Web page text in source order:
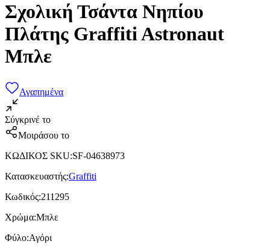
Σχολική Τσάντα Νηπίου
Πλάτης Graffiti Astronaut
Μπλε
Αγαπημένα
Σύγκρινέ το
Μοιράσου το
ΚΩΔΙΚΟΣ SKU:SF-04638973
Κατασκευαστής:Graffiti
Κωδικός:211295
Χρώμα:Μπλε
Φύλο:Αγόρι